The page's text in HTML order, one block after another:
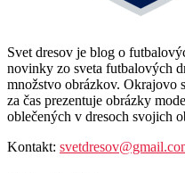
Svet dresov je blog o
novinky zo sveta futbalových
množstvo obrázkov. Okrajovo
za čas prezentuje obrázky
oblečených v dresoch svojich
Kontakt: